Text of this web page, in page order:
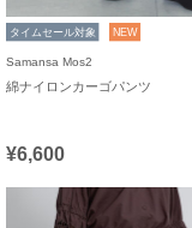
タイムセール対象 NEW
Samansa Mos2
綿ナイロンカーゴパンツ
¥6,600